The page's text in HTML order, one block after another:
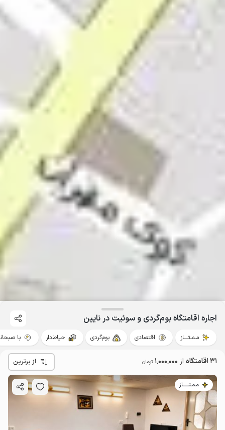
اجاره اقامتگاه بوم‌گردی و سوئیت در نایین
مـمـتــــاز اقتصادی بوم‌گردی حیاط‌دار با
31 اقامتگاه از 1٬000٬000 تومان از برترین
مـمـتــــــاز